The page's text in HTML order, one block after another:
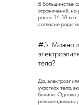
В большинстве
ограничений, но
ранее 16-18
согласие
#5. Можно
тела?
Да,
участках тела,
бикини. Однако
рекомендованы